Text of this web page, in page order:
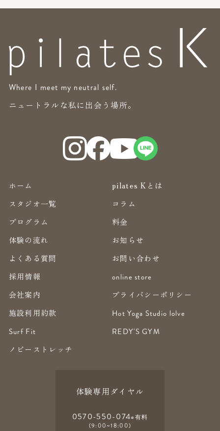
Where I meet my neutral self.
ニュートラルな私に出会う場所。
ホーム
pilates Kとは
スタジオ一覧
コラム
プログラム
料金
体験の流れ
お知らせ
よくある質問
お問い合わせ
採用情報
online store
会社案内
プライバシーポリシー
施設利用約款
Hot Yoga Studio lolve
Surf Fit
REDY'S GYM
ノビーストレッチ
体験専用ダイヤル
0570-550-074※有料
(9:00~18:00)